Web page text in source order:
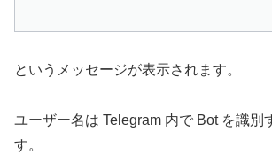
というメッセージが表示されます。
ユーザー名は Telegram 内で Bot を識別
す。